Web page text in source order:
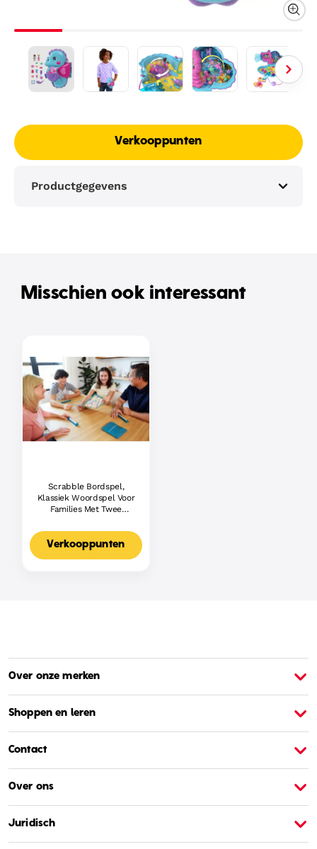
Verkooppunten
Productgegevens
Misschien ook interessant
Scrabble Bordspel,
Klassiek Woordspel Voor
Families Met Twee
Voor 2-4 Spelers,
Nederlandse Editie
Verkooppunten
Over onze merken
Shoppen en leren
Contact
Over ons
Juridisch